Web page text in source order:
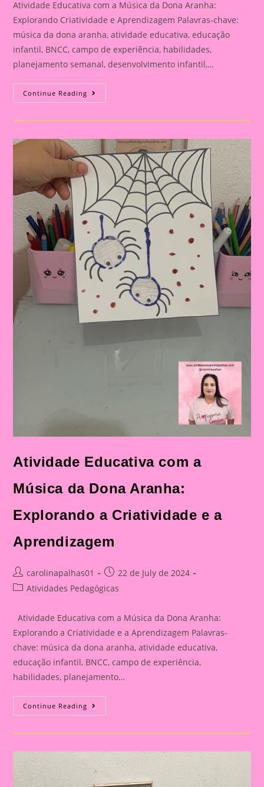
Atividade Educativa com a Música da Dona Aranha:
Explorando Criatividade e Aprendizagem Palavras-chave:
música da dona aranha, atividade educativa, educação
infantil, BNCC, campo de experiência, habilidades,
planejamento semanal, desenvolvimento infantil,…
Continue Reading Atividade
Educativa
Dona
Aranha:
Explorando
Criatividade
E
Aprendizagem
Atividade Educativa com a
Música da Dona Aranha:
Explorando a Criatividade e a
Aprendizagem
Post
author:
carolinapalhas01
Post
published:
22 de July de 2024
PostAtividades Pedagógicas
Atividade Educativa com a Música da Dona Aranha:
Explorando a Criatividade e a Aprendizagem Palavras-
chave: música da dona aranha, atividade educativa,
educação infantil, BNCC, campo de experiência,
habilidades, planejamento…
Continue Reading Atividade
Educativa
Dona
Aranha:
Explorando
A